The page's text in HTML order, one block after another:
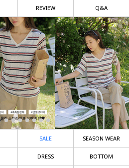
REVIEW Q&A
SALE SEASON WEAR
DRESS BOTTOM